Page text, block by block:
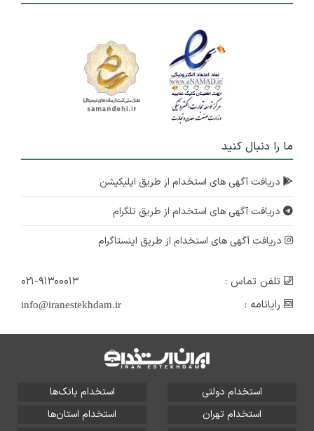
ما را دنبال کنید
دریافت آگهی های استخدام از طریق اپلیکیشن
دریافت آگهی های استخدام از طریق تلگرام
دریافت آگهی های استخدام از طریق اینستاگرام
تلفن تماس :
۰۲۱-۹۱۳۰۰۰۱۳
رایانامه :
info@iranestekhdam.ir
استخدام دولتی
استخدام بانک‌ها
استخدام تهران
استخدام استان‌ها